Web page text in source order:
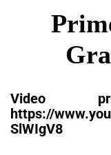
Video
https://
SlWIgV8